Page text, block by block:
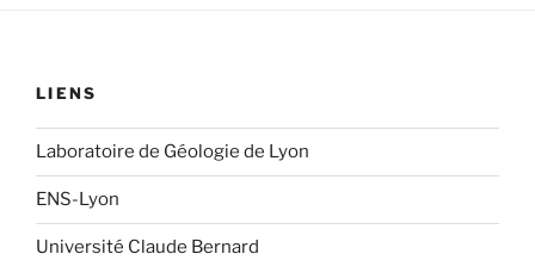
LIENS
Laboratoire de Géologie de Lyon
ENS-Lyon
Université Claude Bernard